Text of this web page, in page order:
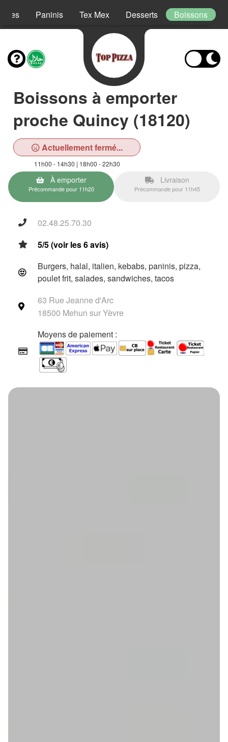
Paninis Tex Mex Desserts Boissons
Boissons à emporter
proche Quincy (18120)
Actuellement fermé...
11h00 - 14h30 | 18h00 - 22h30
À emporter
Précommande pour 11h20
Livraison
Précommande pour 11h45
02.48.25.70.30
5/5 (voir les 6 avis)
Burgers, halal, italien, kebabs, paninis, pizza,
poulet frit, salades, sandwiches, tacos
63 Rue Jeanne d'Arc
18500 Mehun sur Yèvre
Moyens de paiement :